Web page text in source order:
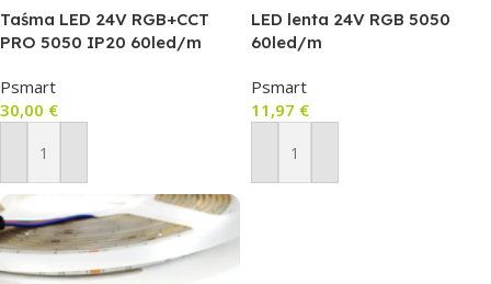
Taśma LED 24V RGB+CCT
PRO 5050 IP20 60led/m
Psmart
30,00 €
Pievienot Grozam
LED lenta 24V RGB 5050
60led/m
Psmart
11,97 €
Pievienot Grozam